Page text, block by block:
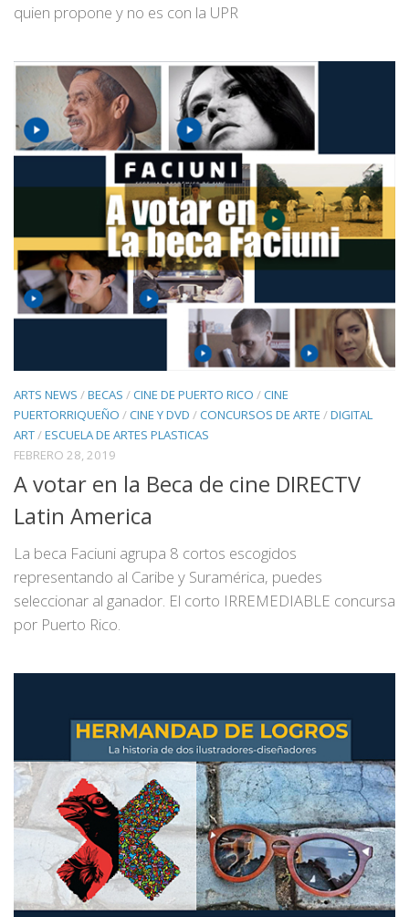
quien propone y no es con la UPR
ARTS NEWS /BECAS /CINE DE PUERTO RICO /CINE
PUERTORRIQUEÑO /CINE Y DVD /CONCURSOS DE ARTE /DIGITAL
ART/ESCUELA DE ARTES PLASTICAS
FEBRERO 28, 2019
A votar en la Beca de cine DIRECTV
Latin America
La beca Faciuni agrupa 8 cortos escogidos
representando al Caribe y Suramérica, puedes
seleccionar al ganador. El corto IRREMEDIABLE concursa
por Puerto Rico.